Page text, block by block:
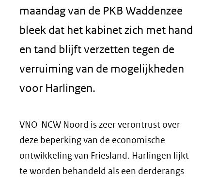
maandag van de PKB Waddenzee
bleek dat het kabinet zich met hand
en tand blijft verzetten tegen de
verruiming van de mogelijkheden
voor Harlingen.
VNO-NCW Noord is zeer verontrust over
deze beperking van de economische
ontwikkeling van Friesland. Harlingen lijkt
te worden behandeld als een derderangs